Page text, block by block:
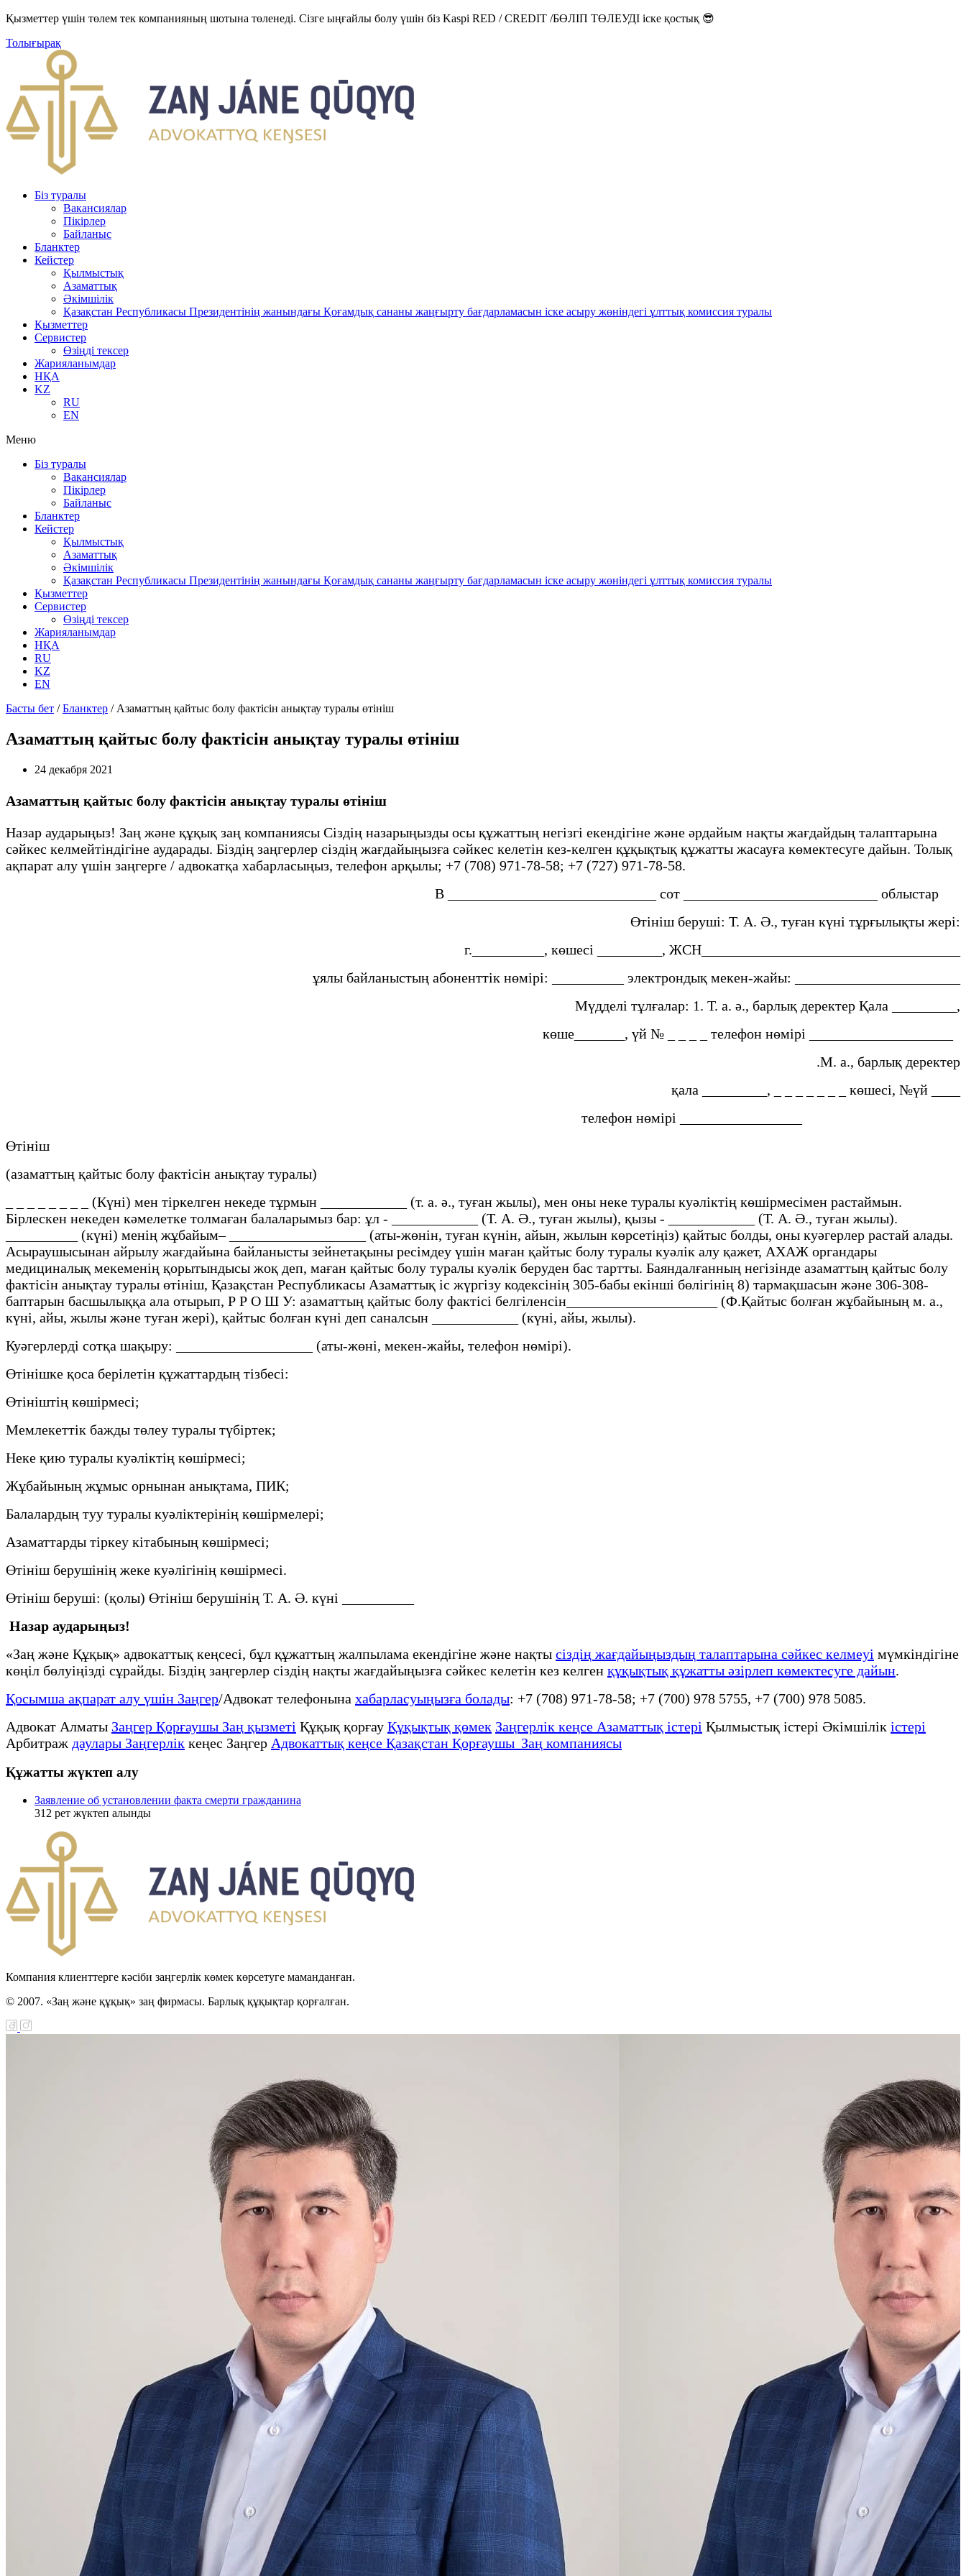
Қызметтер үшін төлем тек компанияның шотына төленеді. Сізге ыңғайлы болу үшін біз Kaspi RED / CREDIT /БӨЛІП ТӨЛЕУДІ іске қостық 😎
Толығырақ
Біз туралы
Вакансиялар
Пікірлер
Байланыс
Бланктер
Кейстер
Қылмыстық
Азаматтық
Әкімшілік
Қазақстан Республикасы Президентінің жанындағы Қоғамдық сананы жаңғырту бағдарламасын іске асыру жөніндегі ұлттық комиссия туралы
Қызметтер
Сервистер
Өзіңді тексер
Жарияланымдар
НҚА
KZ
RU
EN
Меню
Біз туралы
Вакансиялар
Пікірлер
Байланыс
Бланктер
Кейстер
Қылмыстық
Азаматтық
Әкімшілік
Қазақстан Республикасы Президентінің жанындағы Қоғамдық сананы жаңғырту бағдарламасын іске асыру жөніндегі ұлттық комиссия туралы
Қызметтер
Сервистер
Өзіңді тексер
Жарияланымдар
НҚА
RU
KZ
EN
Басты бет /Бланктер / Азаматтың қайтыс болу фактісін анықтау туралы өтініш
Азаматтың қайтыс болу фактісін анықтау туралы өтініш
24 декабря 2021
Азаматтың қайтыс болу фактісін анықтау туралы өтініш
Назар аударыңыз! Заң және құқық заң компаниясы Сіздің назарыңызды осы құжаттың негізгі екендігіне және әрдайым нақты жағдайдың талаптарына
сәйкес келмейтіндігіне аударады. Біздің заңгерлер сіздің жағдайыңызға сәйкес келетін кез-келген құқықтық құжатты жасауға көмектесуге дайын. Толық
ақпарат алу үшін заңгерге / адвокатқа хабарласыңыз, телефон арқылы; +7 (708) 971-78-58; +7 (727) 971-78-58.
В _____________________________ сот ___________________________ облыстар
Өтініш беруші: Т. А. Ә., туған күні тұрғылықты жері:
г.__________, көшесі _________, ЖСН____________________________________
ұялы байланыстың абоненттік нөмірі: __________ электрондық мекен-жайы: _______________________
Мүдделі тұлғалар: 1. Т. а. ә., барлық деректер Қала _________,
көше_______, үй № _ _ _ _ телефон нөмірі ____________________
.М. а., барлық деректер
қала _________, _ _ _ _ _ _ _ көшесі, №үй ____
телефон нөмірі _________________
Өтініш
(азаматтың қайтыс болу фактісін анықтау туралы)
_ _ _ _ _ _ _ _ (Күні) мен тіркелген некеде тұрмын ____________ (т. а. ә., туған жылы), мен оны неке туралы куәліктің көшірмесімен растаймын.
Бірлескен некеден кәмелетке толмаған балаларымыз бар: ұл - ____________ (Т. А. Ә., туған жылы), қызы - ____________ (Т. А. Ә., туған жылы).
__________ (күні) менің жұбайым– ___________________ (аты-жөнін, туған күнін, айын, жылын көрсетіңіз) қайтыс болды, оны куәгерлер растай алады.
Асыраушысынан айрылу жағдайына байланысты зейнетақыны ресімдеу үшін маған қайтыс болу туралы куәлік алу қажет, АХАЖ органдары
медициналық мекеменің қорытындысы жоқ деп, маған қайтыс болу туралы куәлік беруден бас тартты. Баяндалғанның негізінде азаматтың қайтыс болу
фактісін анықтау туралы өтініш, Қазақстан Республикасы Азаматтық іс жүргізу кодексінің 305-бабы екінші бөлігінің 8) тармақшасын және 306-308-
баптарын басшылыққа ала отырып, Р Р О Ш У: азаматтың қайтыс болу фактісі белгіленсін_____________________ (Ф.Қайтыс болған жұбайының м. а.,
күні, айы, жылы және туған жері), қайтыс болған күні деп саналсын ____________ (күні, айы, жылы).
Куәгерлерді сотқа шақыру: ___________________ (аты-жөні, мекен-жайы, телефон нөмірі).
Өтінішке қоса берілетін құжаттардың тізбесі:
Өтініштің көшірмесі;
Мемлекеттік бажды төлеу туралы түбіртек;
Неке қию туралы куәліктің көшірмесі;
Жұбайының жұмыс орнынан анықтама, ПИК;
Балалардың туу туралы куәліктерінің көшірмелері;
Азаматтарды тіркеу кітабының көшірмесі;
Өтініш берушінің жеке куәлігінің көшірмесі.
Өтініш беруші: (қолы) Өтініш берушінің Т. А. Ә. күні __________
Назар аударыңыз!
«Заң және Құқық» адвокаттық кеңсесі, бұл құжаттың жалпылама екендігіне және нақты сіздің жағдайыңыздың талаптарына сәйкес келмеуі мүмкіндігіне
көңіл бөлуіңізді сұрайды. Біздің заңгерлер сіздің нақты жағдайыңызға сәйкес келетін кез келген құқықтық құжатты әзірлеп көмектесуге дайын.
Қосымша ақпарат алу үшін Заңгер/Адвокат телефонына хабарласуыңызға болады: +7 (708) 971-78-58; +7 (700) 978 5755, +7 (700) 978 5085.
Адвокат Алматы Заңгер Қорғаушы Заң қызметі Құқық қорғау Құқықтық қөмек Заңгерлік кеңсе Азаматтық істері Қылмыстық істері Әкімшілік істері
Арбитраж даулары Заңгерлік кеңес Заңгер Адвокаттық кеңсе Қазақстан Қорғаушы Заң компаниясы
Құжатты жүктеп алу
Заявление об установлении факта смерти гражданина
312 рет жүктеп алынды
Компания клиенттерге кәсіби заңгерлік көмек көрсетуге маманданған.
© 2007. «Заң және құқық» заң фирмасы. Барлық құқықтар қорғалған.